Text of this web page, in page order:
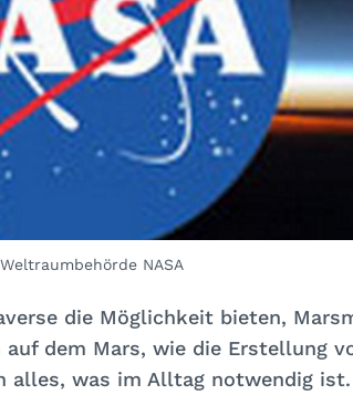
NASA
die Möglichkeit bieten,
dem Mars, wie die Erstellung
alles, was im Alltag notwendig ist.